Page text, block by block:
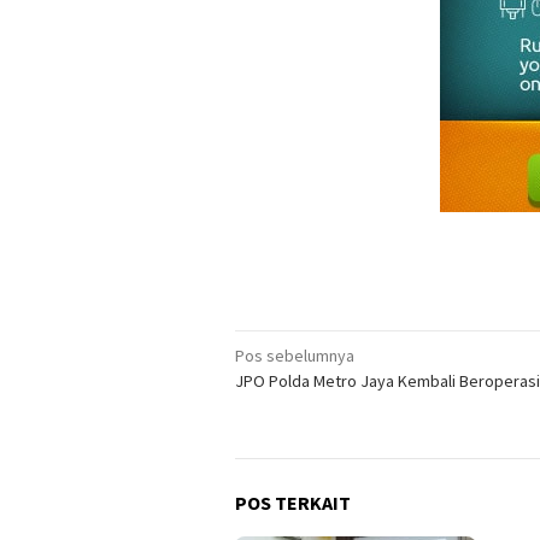
Navigasi
pos
Pos sebelumnya
JPO Polda Metro Jaya Kembali Beroperasi
POS TERKAIT